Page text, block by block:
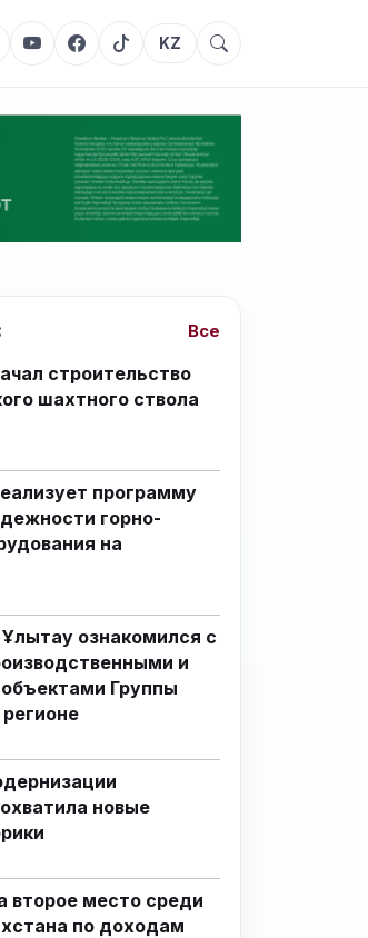
KZ
Все
строительство
шахтного ствола
программу
горно-
на
ознакомился с
и
Группы
новые
второе место среди
по доходам